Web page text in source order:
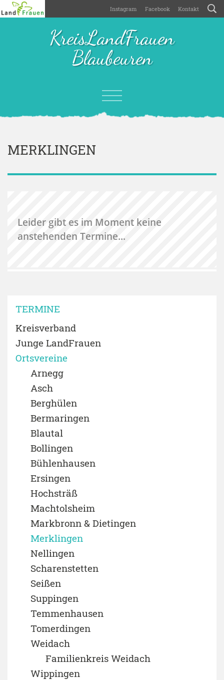
Instagram Facebook Kontakt
KreisLandFrauen
Blaubeuren
MERKLINGEN
Leider gibt es im Moment keine
anstehenden Termine...
TERMINE
Kreisverband
Junge LandFrauen
Ortsvereine
Arnegg
Asch
Berghülen
Bermaringen
Blautal
Bollingen
Bühlenhausen
Ersingen
Hochsträß
Machtolsheim
Markbronn & Dietingen
Merklingen
Nellingen
Scharenstetten
Seißen
Suppingen
Temmenhausen
Tomerdingen
Weidach
Familienkreis Weidach
Wippingen